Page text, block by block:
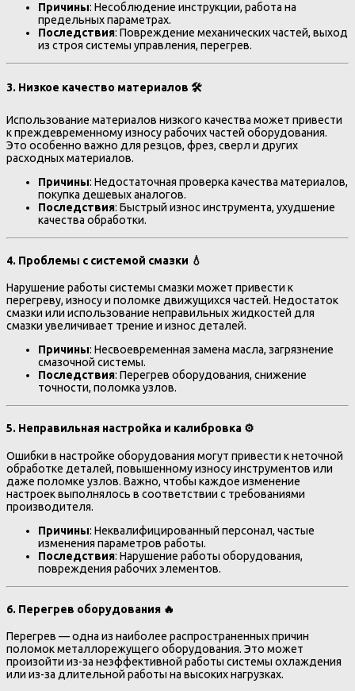
Причины: Несоблюдение инструкции, работа на
предельных параметрах.
Последствия: Повреждение механических частей, выход
из строя системы управления, перегрев.
3. Низкое качество материалов 🛠️
Использование материалов низкого качества может привести
к преждевременному износу рабочих частей оборудования.
Это особенно важно для резцов, фрез, сверл и других
расходных материалов.
Причины: Недостаточная проверка качества материалов,
покупка дешевых аналогов.
Последствия: Быстрый износ инструмента, ухудшение
качества обработки.
4. Проблемы с системой смазки 💧
Нарушение работы системы смазки может привести к
перегреву, износу и поломке движущихся частей. Недостаток
смазки или использование неправильных жидкостей для
смазки увеличивает трение и износ деталей.
Причины: Несвоевременная замена масла, загрязнение
смазочной системы.
Последствия: Перегрев оборудования, снижение
точности, поломка узлов.
5. Неправильная настройка и калибровка ⚙️
Ошибки в настройке оборудования могут привести к неточной
обработке деталей, повышенному износу инструментов или
даже поломке узлов. Важно, чтобы каждое изменение
настроек выполнялось в соответствии с требованиями
производителя.
Причины: Неквалифицированный персонал, частые
изменения параметров работы.
Последствия: Нарушение работы оборудования,
повреждения рабочих элементов.
6. Перегрев оборудования 🔥
Перегрев — одна из наиболее распространенных причин
поломок металлорежущего оборудования. Это может
произойти из-за неэффективной работы системы охлаждения
или из-за длительной работы на высоких нагрузках.